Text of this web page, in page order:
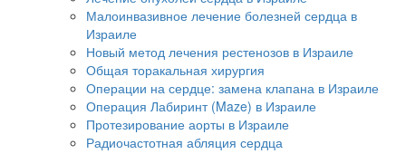
Малоинвазивное лечение болезней сердца в
Израиле
Новый метод лечения рестенозов в Израиле
Общая торакальная хирургия
Операции на сердце: замена клапана в Израиле
Операция Лабиринт (Maze) в Израиле
Протезирование аорты в Израиле
Радиочастотная абляция сердца